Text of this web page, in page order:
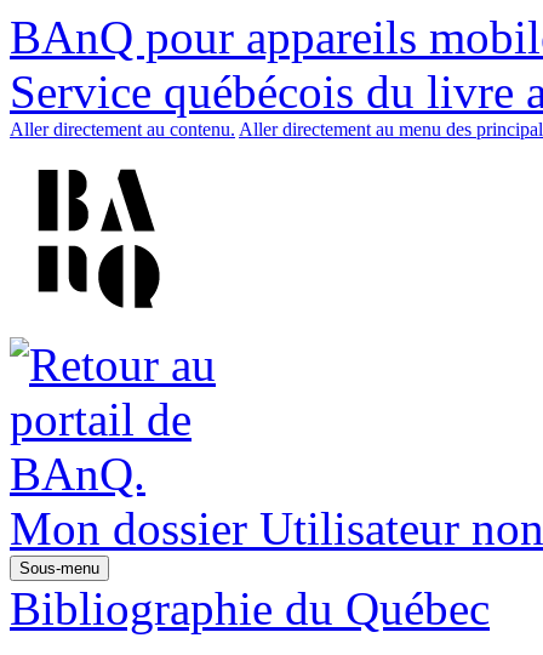
BAnQ pour appareils
Service québécois du livre
Aller directement au contenu. Aller directement au menu des
Mon dossier Utilisateur
Sous-menu
Bibliographie du Québec